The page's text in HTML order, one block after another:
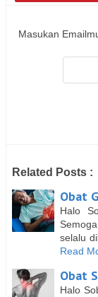
Masukan
Related Posts :
Obat
Halo
selalu
Read
Obat
Halo